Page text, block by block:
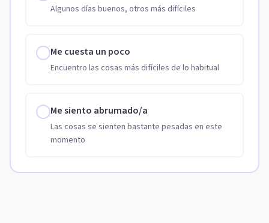
Algunos días buenos, otros más difíciles
Me cuesta un poco
Encuentro las cosas más difíciles de lo habitual
Me siento abrumado/a
Las cosas se sienten bastante pesadas en este
momento